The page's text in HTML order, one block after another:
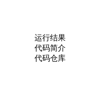
运行结果
代码简介
代码仓库